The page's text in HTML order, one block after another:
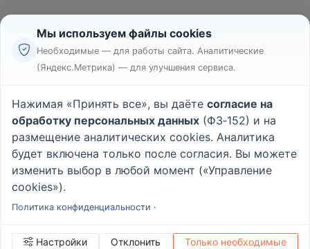
Мы используем файлы cookies
Необходимые — для работы сайта. Аналитические
(Яндекс.Метрика) — для улучшения сервиса.
Нажимая «Принять все», вы даёте согласие на
обработку персональных данных (ФЗ‑152) и на
размещение аналитических cookies. Аналитика
будет включена только после согласия. Вы можете
изменить выбор в любой момент («Управление
cookies»).
Политика конфиденциальности ·
Настройки Отклонить Только необходимые